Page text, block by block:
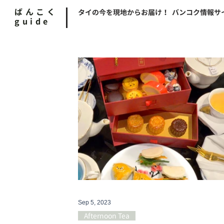
ばんこく
guide
タイの今を現地からお届け！ バンコク情報サ
Afternoon Tea
Sep 5, 2023